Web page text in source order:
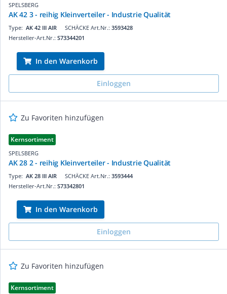
SPELSBERG
AK 42 3 - reihig Kleinverteiler - Industrie Qualität
SCHÄCKE Art.Nr.: 3593428
Type: AK 42 III AIR
Hersteller-Art.Nr.: S73344201
In den Warenkorb
Einloggen
Zu Favoriten hinzufügen
Kernsortiment
SPELSBERG
AK 28 2 - reihig Kleinverteiler - Industrie Qualität
SCHÄCKE Art.Nr.: 3593444
Type: AK 28 III AIR
Hersteller-Art.Nr.: S73342801
In den Warenkorb
Einloggen
Zu Favoriten hinzufügen
Kernsortiment